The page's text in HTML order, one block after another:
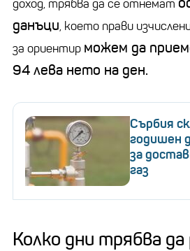
доход, трябва да се отнемат
данъци, което прави
за ориентир можем да
94 лева нето на ден.
Сърбия
годишен
за
газ
Колко дни трябва